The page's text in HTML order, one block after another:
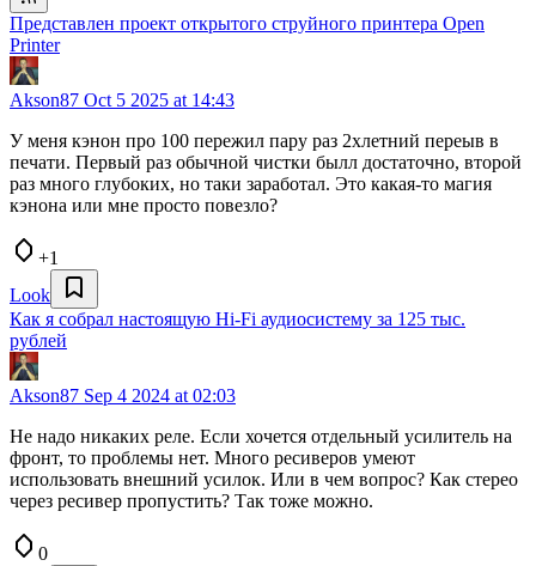
Представлен проект открытого струйного принтера Open
Printer
Akson87 Oct 5 2025 at 14:43
У меня кэнон про 100 пережил пару раз 2хлетний переыв в
печати. Первый раз обычной чистки былл достаточно, второй
раз много глубоких, но таки заработал. Это какая-то магия
кэнона или мне просто повезло?
+1
Look
Как я собрал настоящую Hi-Fi аудиосистему за 125 тыс.
рублей
Akson87 Sep 4 2024 at 02:03
Не надо никаких реле. Если хочется отдельный усилитель на
фронт, то проблемы нет. Много ресиверов умеют
использовать внешний усилок. Или в чем вопрос? Как стерео
через ресивер пропустить? Так тоже можно.
0